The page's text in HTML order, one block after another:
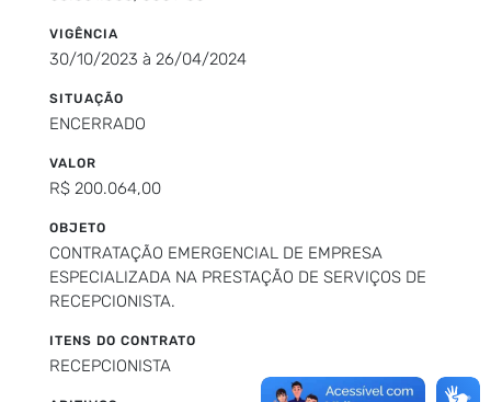
VIGÊNCIA
30/10/2023 à 26/04/2024
SITUAÇÃO
ENCERRADO
VALOR
R$ 200.064,00
OBJETO
CONTRATAÇÃO EMERGENCIAL DE EMPRESA
ESPECIALIZADA NA PRESTAÇÃO DE SERVIÇOS DE
RECEPCIONISTA.
ITENS DO CONTRATO
RECEPCIONISTA